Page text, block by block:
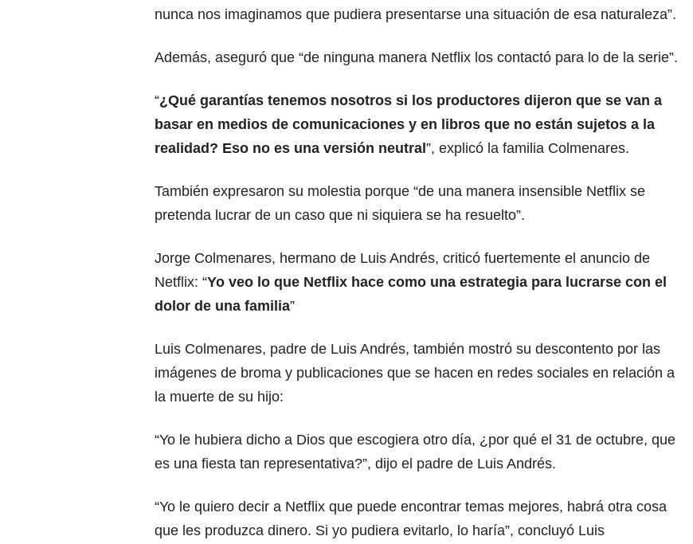
nunca nos imaginamos que pudiera presentarse una situación de esa naturaleza”.
Además, aseguró que “de ninguna manera Netflix los contactó para lo de la serie”.
“¿Qué garantías tenemos nosotros si los productores dijeron que se van a
basar en medios de comunicaciones y en libros que no están sujetos a la
realidad? Eso no es una versión neutral ”, explicó la familia Colmenares.
También expresaron su molestia porque “de una manera insensible Netflix se
pretenda lucrar de un caso que ni siquiera se ha resuelto”.
Jorge Colmenares, hermano de Luis Andrés, criticó fuertemente el anuncio de
Netflix: “Yo veo lo que Netflix hace como una estrategia para lucrarse con el
dolor de una familia”
Luis Colmenares, padre de Luis Andrés, también mostró su descontento por las
imágenes de broma y publicaciones que se hacen en redes sociales en relación a
la muerte de su hijo:
“Yo le hubiera dicho a Dios que escogiera otro día, ¿por qué el 31 de octubre, que
es una fiesta tan representativa?”, dijo el padre de Luis Andrés.
“Yo le quiero decir a Netflix que puede encontrar temas mejores, habrá otra cosa
que les produzca dinero. Si yo pudiera evitarlo, lo haría”, concluyó Luis